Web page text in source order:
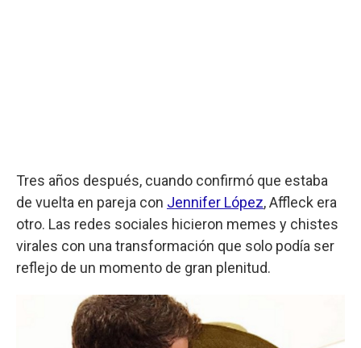
Tres años después, cuando confirmó que estaba
de vuelta en pareja con Jennifer López, Affleck era
otro. Las redes sociales hicieron memes y chistes
virales con una transformación que solo podía ser
reflejo de un momento de gran plenitud.